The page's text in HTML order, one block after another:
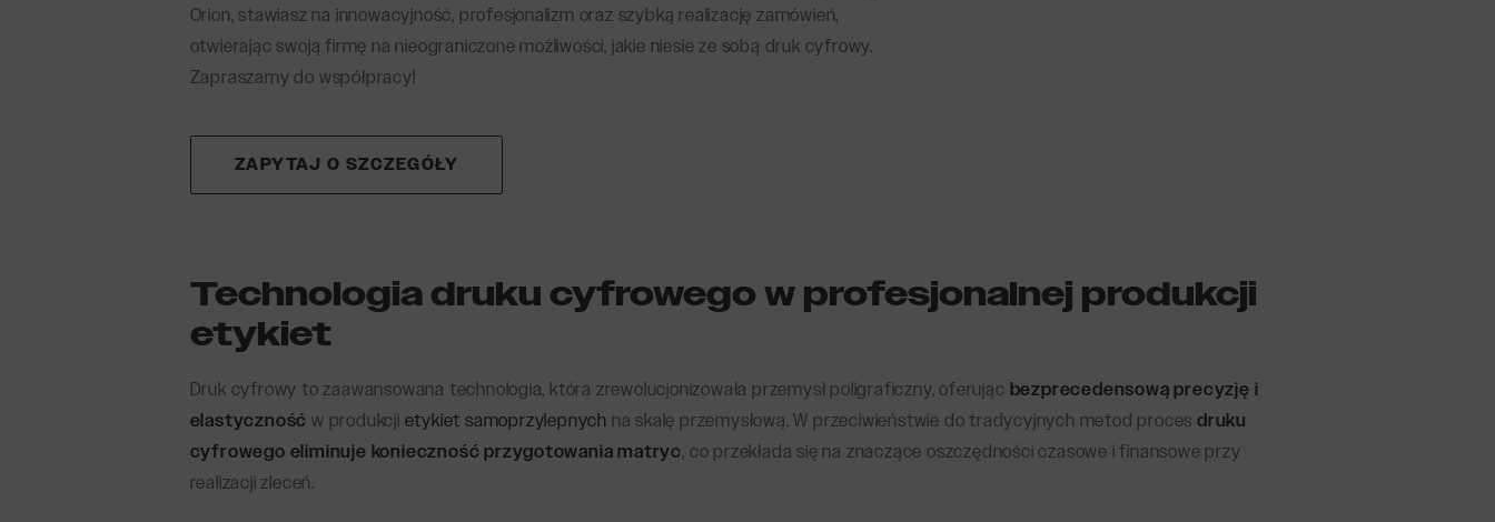
Etykiety uszlachetnione
Etykiety kolorowe
Etykiety z logo
Etykiety inwentaryzacyjne
Plomby gwarancyjne
MATERIAŁY HANDLINGOWE
Orion, stawiasz na innowacyjność, profesjonalizm oraz szybką realizację zamówień,
otwierając swoją firmę na nieograniczone możliwości, jakie niesie ze sobą druk cyfrowy.
Zapraszamy do współpracy!
ZAPYTAJ O SZCZEGÓŁY
Technologia druku cyfrowego w profesjonalnej produkcji
etykiet
Druk cyfrowy to zaawansowana technologia, która zrewolucjonizowała przemysł poligraficzny, oferując bezprecedensową precyzję i
elastyczność w produkcji etykiet samoprzylepnych na skalę przemysłową. W przeciwieństwie do tradycyjnych metod proces druku
cyfrowego eliminuje konieczność przygotowania matryc, co przekłada się na znaczące oszczędności czasowe i finansowe przy
realizacji zleceń.